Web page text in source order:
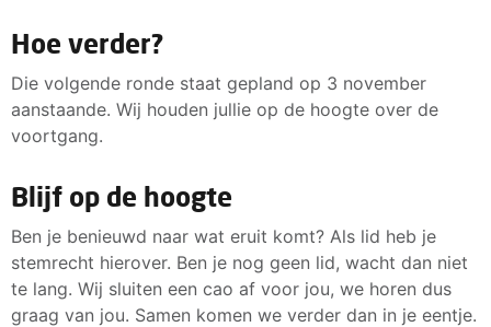
Hoe verder?
Die volgende ronde staat gepland op 3 november
aanstaande. Wij houden jullie op de hoogte over de
voortgang.
Blijf op de hoogte
Ben je benieuwd naar wat eruit komt? Als lid heb je
stemrecht hierover. Ben je nog geen lid, wacht dan niet
te lang. Wij sluiten een cao af voor jou, we horen dus
graag van jou. Samen komen we verder dan in je eentje.